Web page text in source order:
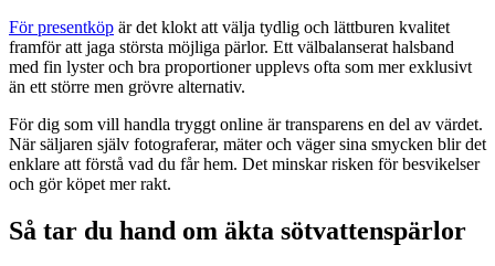
För presentköp är det klokt att välja tydlig och lättburen kvalitet
framför att jaga största möjliga pärlor. Ett välbalanserat halsband
med fin lyster och bra proportioner upplevs ofta som mer exklusivt
än ett större men grövre alternativ.
För dig som vill handla tryggt online är transparens en del av värdet.
När säljaren själv fotograferar, mäter och väger sina smycken blir det
enklare att förstå vad du får hem. Det minskar risken för besvikelser
och gör köpet mer rakt.
Så tar du hand om äkta sötvattenspärlor